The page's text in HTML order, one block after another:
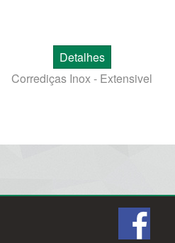
Detalhes
Corrediças Inox - Extensivel